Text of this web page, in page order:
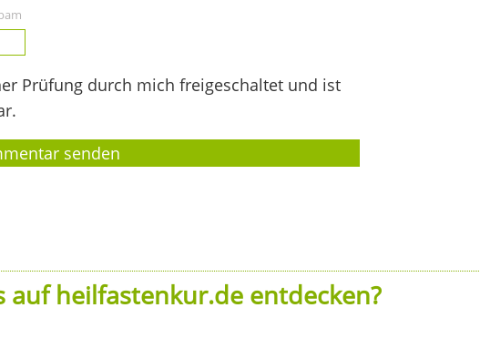
Prüfung durch mich freigeschaltet und ist
heilfastenkur.de entdecken?